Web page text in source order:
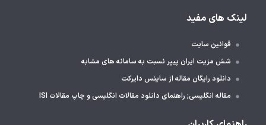
لینک های مفید
قوانین سایت
شش مزیت ایران پیپر نسبت به سامانه های مشابه
دانلود رایگان مقاله از ساینس دایرکت
مقاله انگلیسی; راهنمای دانلود مقالات انگلیسی و چاپ مقالات ISI